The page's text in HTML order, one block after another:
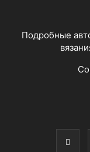
Подробные